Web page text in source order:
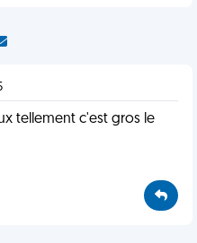
tellement c'est gros le